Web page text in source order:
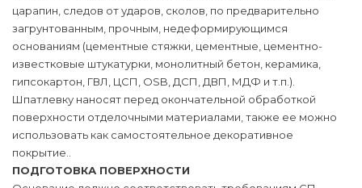
царапин, следов от ударов, сколов, по предварительно
загрунтованным, прочным, недеформирующимся
основаниям (цементные стяжки, цементные, цементно-
известковые штукатурки, монолитный бетон, керамика,
гипсокартон, ГВЛ, ЦСП, OSB, ДСП, ДВП, МДФ и т.п.).
Шпатлевку наносят перед окончательной обработкой
поверхности отделочными материалами, также ее можно
использовать как самостоятельное декоративное
покрытие..
ПОДГОТОВКА ПОВЕРХНОСТИ